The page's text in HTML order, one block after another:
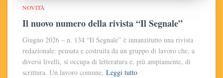
NOVITÀ
Il nuovo numero della rivista “Il Segnale”
Giugno 2026 – n. 134 “Il Segnale” è innanzitutto una rivista
redazionale: pensata e costruita da un gruppo di lavoro che, a
diversi livelli, si occupa di letteratura e, più ampiamente, di
scrittura. Un lavoro comune, Leggi tutto